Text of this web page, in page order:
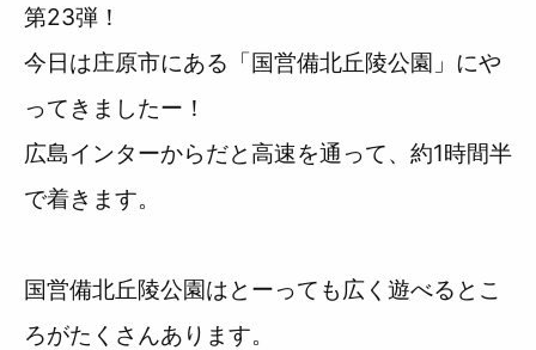
第23弾！
今日は庄原市にある「国営備北丘陵公園」にや
ってきましたー！
広島インターからだと高速を通って、約1時間半
で着きます。
国営備北丘陵公園はとーっても広く遊べるとこ
ろがたくさんあります。